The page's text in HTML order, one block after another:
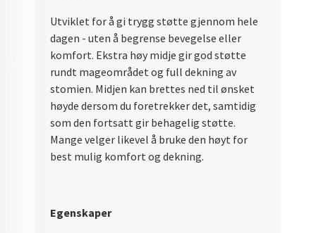
Utviklet for å gi trygg støtte gjennom hele
dagen - uten å begrense bevegelse eller
komfort. Ekstra høy midje gir god støtte
rundt mageområdet og full dekning av
stomien. Midjen kan brettes ned til ønsket
høyde dersom du foretrekker det, samtidig
som den fortsatt gir behagelig støtte.
Mange velger likevel å bruke den høyt for
best mulig komfort og dekning.
Egenskaper